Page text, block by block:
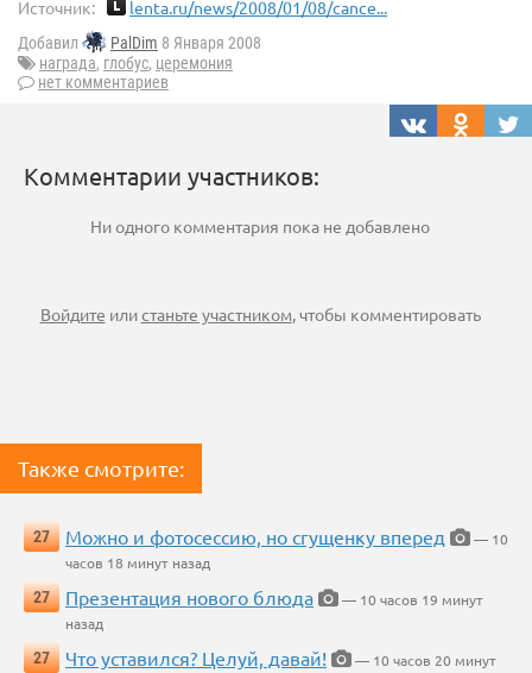
Источник: lenta.ru/news/2008/01/08/cance...
Добавил PalDim 8 Января 2008
награда, глобус, церемония
нет комментариев
Комментарии участников:
Ни одного комментария пока не добавлено
Войдите илистаньте участником, чтобы комментировать
Также смотрите:
27 Можно и фотосессию, но сгущенку вперед
— 10
часов 18 минут назад
27
Презентация нового блюда
— 10 часов 19 минут
назад
27
Что уставился? Целуй, давай!
— 10 часов 20 минут